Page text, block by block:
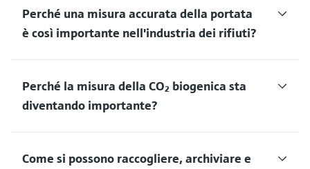
Perché una misura accurata della portata
è così importante nell'industria dei rifiuti?
Perché la misura della CO₂ biogenica sta
diventando importante?
Come si possono raccogliere, archiviare e